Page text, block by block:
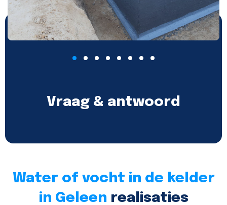
Vraag & antwoord
Water of vocht in de kelder
in Geleen realisaties